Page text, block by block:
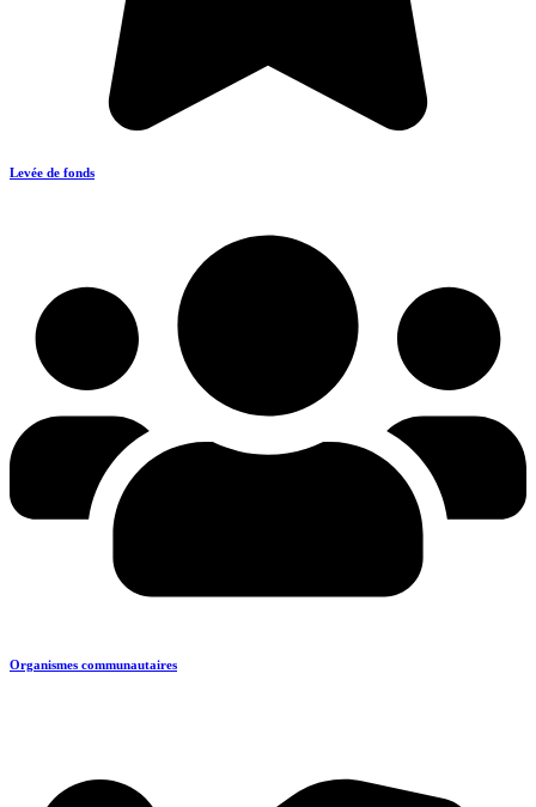
Levée de fonds
Organismes communautaires